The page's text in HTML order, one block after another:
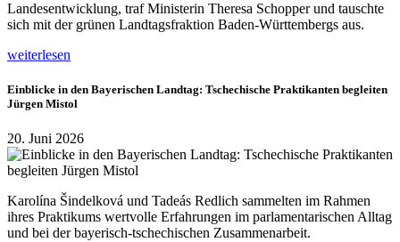
Landesentwicklung, traf Ministerin Theresa Schopper und tauschte
sich mit der grünen Landtagsfraktion Baden-Württembergs aus.
weiterlesen
Einblicke in den Bayerischen Landtag: Tschechische Praktikanten begleiten
Jürgen Mistol
20. Juni 2026
Karolína Šindelková und Tadeás Redlich sammelten im Rahmen
ihres Praktikums wertvolle Erfahrungen im parlamentarischen Alltag
und bei der bayerisch-tschechischen Zusammenarbeit.